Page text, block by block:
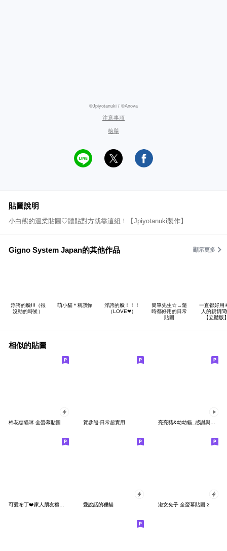
©Jpiyotanuki / ©Anova
注意事項
檢舉
貼圖說明
小白熊的溫柔貼圖♡體貼對方就靠這組！【Jpiyotanuki製作】
Gigno System Japan的其他作品 顯示更多
浮誇的臉!!!（很
沒勁的時候）
萌小貓＊稱讚你
浮誇的臉！！！
（LOVE❤）
簡單先生☆→隨
時都好用的日常
貼圖
一直都好用
人的親切
【立體版
相似的貼圖
棉花糖貓咪 全螢幕貼圖 賀參熊-日常超實用 亮亮豬&幼幼貓_感謝與美食篇
愛說話的狸貓 淑女兔子 全螢幕貼圖 2